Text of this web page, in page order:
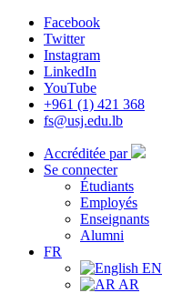
Facebook
Twitter
Instagram
LinkedIn
YouTube
+961 (1) 421 368
fs@usj.edu.lb
Accréditée par
Se connecter
Étudiants
Employés
Enseignants
Alumni
FR
EN
AR